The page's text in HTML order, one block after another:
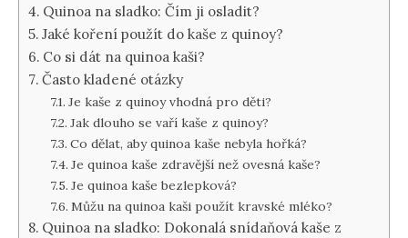
Quinoa na sladko: Čím ji osladit?
Jaké koření použít do kaše z quinoy?
Co si dát na quinoa kaši?
Často kladené otázky
Je kaše z quinoy vhodná pro děti?
Jak dlouho se vaří kaše z quinoy?
Co dělat, aby quinoa kaše nebyla hořká?
Je quinoa kaše zdravější než ovesná kaše?
Je quinoa kaše bezlepková?
Můžu na quinoa kaši použít kravské mléko?
Quinoa na sladko: Dokonalá snídaňová kaše z